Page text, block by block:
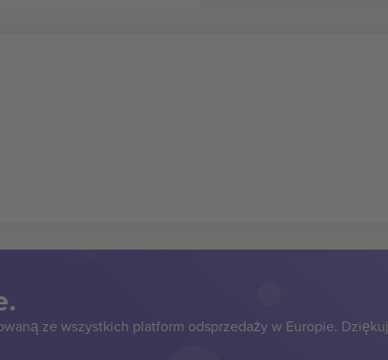
ze wszystkich platform odsprzedaży w Europie.